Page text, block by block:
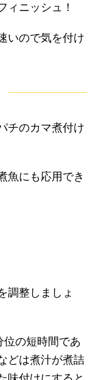
ィニッシュ！
いので気を付け
チのカマ煮付け
魚にも応用でき
調整しましょ
の短時間であ
どは煮汁が煮詰